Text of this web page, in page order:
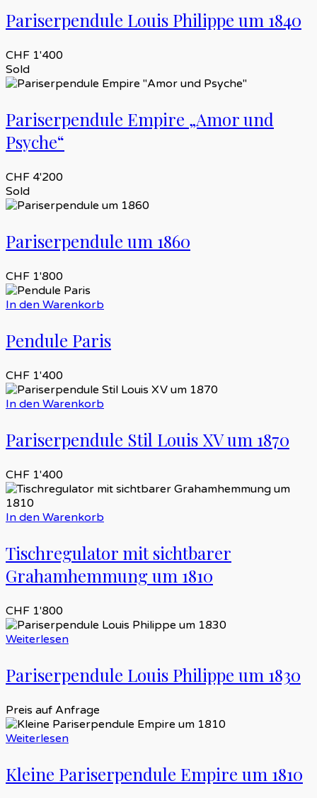
Pariserpendule Louis Philippe um 1840
CHF 1'400
Sold
Pariserpendule Empire „Amor und
Psyche“
CHF 4'200
Sold
Pariserpendule um 1860
CHF 1'800
In den Warenkorb
Pendule Paris
CHF 1'400
In den Warenkorb
Pariserpendule Stil Louis XV um 1870
CHF 1'400
In den Warenkorb
Tischregulator mit sichtbarer
Grahamhemmung um 1810
CHF 1'800
Weiterlesen
Pariserpendule Louis Philippe um 1830
Preis auf Anfrage
Weiterlesen
Kleine Pariserpendule Empire um 1810